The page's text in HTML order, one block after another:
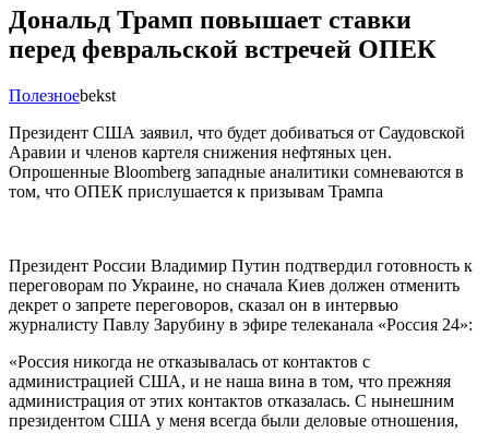
Дональд Трамп повышает ставки
перед февральской встречей ОПЕК
Полезноеbekst
Президент США заявил, что будет добиваться от Саудовской
Аравии и членов картеля снижения нефтяных цен.
Опрошенные Bloomberg западные аналитики сомневаются в
том, что ОПЕК прислушается к призывам Трампа
Президент России Владимир Путин подтвердил готовность к
переговорам по Украине, но сначала Киев должен отменить
декрет о запрете переговоров, сказал он в интервью
журналисту Павлу Зарубину в эфире телеканала «Россия 24»:
«Россия никогда не отказывалась от контактов с
администрацией США, и не наша вина в том, что прежняя
администрация от этих контактов отказалась. С нынешним
президентом США у меня всегда были деловые отношения,